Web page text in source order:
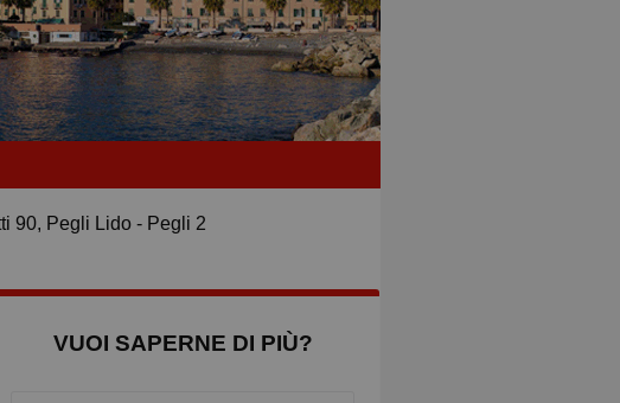
90, Pegli Lido - Pegli 2
VUOI SAPERNE DI PIÙ?